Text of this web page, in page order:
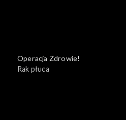
Operacja Zdrowie!
Rak płuca